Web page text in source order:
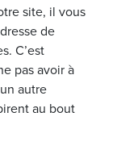
site, il vous
de
C’est
pas avoir à
autre
au bout